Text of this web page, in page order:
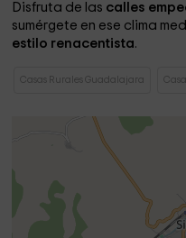
Disfruta de las calles
sumérgete en ese clima
estilo renacentista.
Casas Rurales Guadalajara